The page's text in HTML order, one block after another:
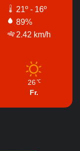
21º - 16º
89%
2.42 km/h
26 ℃
Fr.